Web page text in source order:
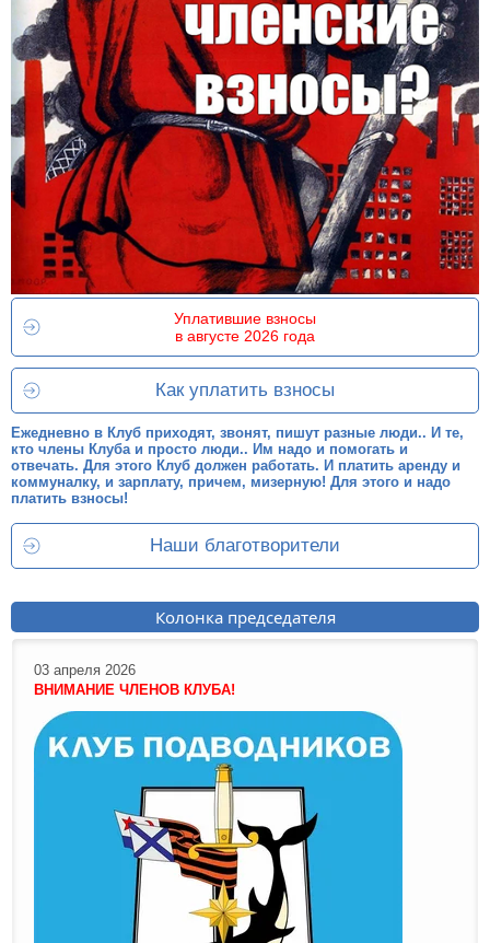
Уплатившие взносы
в августе 2026 года
Как уплатить взносы
Ежедневно в Клуб приходят, звонят, пишут разные люди.. И те,
кто члены Клуба и просто люди.. Им надо и помогать и
отвечать. Для этого Клуб должен работать. И платить аренду и
коммуналку, и зарплату, причем, мизерную! Для этого и надо
платить взносы!
Наши благотворители
Колонка председателя
03 апреля 2026
ВНИМАНИЕ ЧЛЕНОВ КЛУБА!